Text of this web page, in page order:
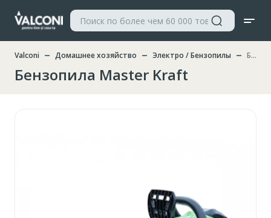
Valconi Домашнее хозяйство Электро / Бензопилы Бензопила Master Kraft
Бензопила Master Kraft